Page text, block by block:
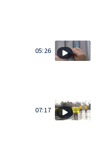
05:26
07:17